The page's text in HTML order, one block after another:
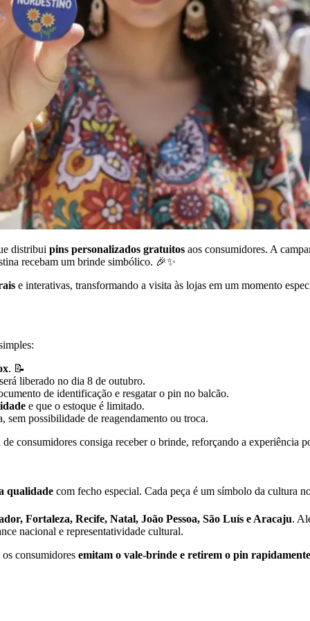
distribui pins personalizados gratuitos aos consumidores. A
recebam um brinde simbólico. 🎉✨
e interativas, transformando a visita às lojas em um momento
. 📝
liberado no dia 8 de outubro.
de identificação e resgatar o pin no balcão.
e que o estoque é limitado.
sem possibilidade de reagendamento ou troca.
consumidores consiga receber o brinde, reforçando a experiência
qualidade com fecho especial. Cada peça é um símbolo da cultura
Fortaleza, Recife, Natal, João Pessoa, São Luís e Aracaju.
nacional e representatividade cultural.
consumidores emitam o vale-brinde e retirem o pin rapidamente